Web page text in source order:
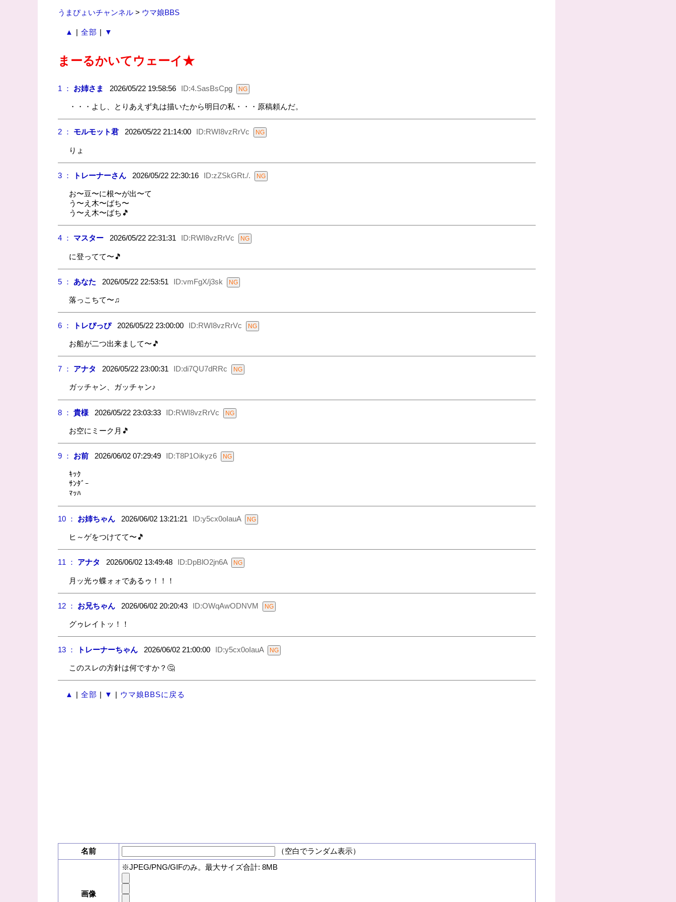
うまぴょいチャンネル> ウマ娘BBS
▲ | 全部 | ▼
まーるかいてウェーイ★
1 ： お姉さま 2026/05/22 19:58:56 ID:4.SasBsCpg
・・・よし、とりあえず丸は描いたから明日の私・・・原稿頼んだ。
2 ： モルモット君2026/05/22 21:14:00 ID:RWI8vzRrVc
りょ
3 ： トレーナーさん2026/05/22 22:30:16 ID:zZSkGRt./.
お〜豆〜に根〜が出〜て
う〜え木〜ばち〜
う〜え木〜ばち🎵
4 ： マスター2026/05/22 22:31:31 ID:RWI8vzRrVc
に登ってて〜🎵
5 ： あなた 2026/05/22 22:53:51 ID:vmFgX/j3sk
落っこちて〜♫
6 ： トレぴっぴ2026/05/22 23:00:00 ID:RWI8vzRrVc
お船が二つ出来まして〜🎵
7 ： アナタ 2026/05/22 23:00:31 ID:di7QU7dRRc
ガッチャン、ガッチャン♪
8 ： 貴様2026/05/22 23:03:33 ID:RWI8vzRrVc
お空にミーク月🎵
9 ： お前2026/06/02 07:29:49 ID:T8P1Oikyz6
ｷｯｸ
ｻﾝﾀﾞｰ
ﾏｯﾊ
10 ： お姉ちゃん2026/06/02 13:21:21 ID:y5cx0oIauA
ヒ～ゲをつけてて〜🎵
11 ： アナタ 2026/06/02 13:49:48 ID:DpBlO2jn6A
月ッ光ゥ蝶ォォであるゥ！！！
12 ： お兄ちゃん2026/06/02 20:20:43 ID:OWqAwODNVM
グゥレイトッ！！
13 ： トレーナーちゃん2026/06/02 21:00:00 ID:y5cx0oIauA
このスレの方針は何ですか？🤔
▲ | 全部 | ▼ | ウマ娘BBSに戻る
名前 （空白でランダム表示）
画像
※JPEG/PNG/GIFのみ。最大サイズ合計: 8MB